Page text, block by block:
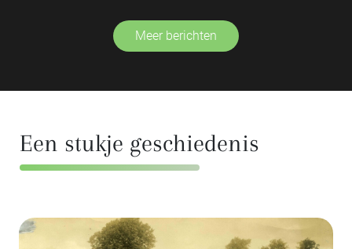
Meer berichten
Een stukje geschiedenis